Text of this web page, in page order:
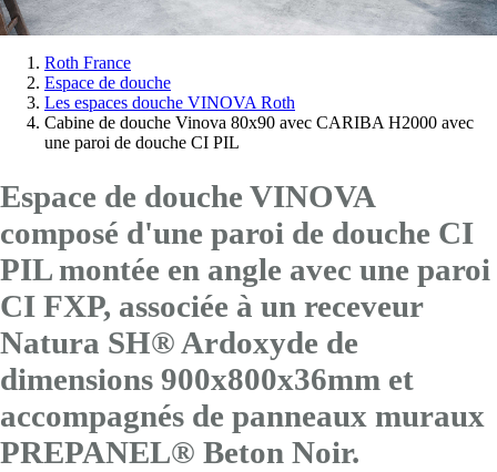
Vous
êtes
Roth France
Espace de douche
Les espaces douche VINOVA Roth
Cabine de douche Vinova 80x90 avec CARIBA H2000 avec
une paroi de douche CI PIL
Espace de douche VINOVA
composé d'une paroi de douche CI
PIL montée en angle avec une paroi
CI FXP, associée à un receveur
Natura SH® Ardoxyde de
dimensions 900x800x36mm et
accompagnés de panneaux muraux
PREPANEL® Beton Noir.